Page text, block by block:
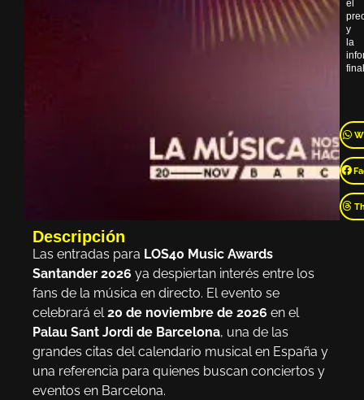
el
y
la
Descripción
Las entradas para LOS40 Music Awards
Santander 2026 ya despiertan interés entre los
fans de la música en directo. El evento se
celebrará el 20 de noviembre de 2026 en el
Palau Sant Jordi de Barcelona, una de las
grandes citas del calendario musical en España y
una referencia para quienes buscan conciertos y
eventos en Barcelona.